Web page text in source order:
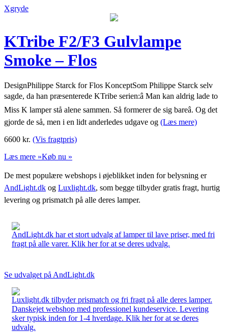
Xgryde
KTribe F2/F3 Gulvlampe
Smoke – Flos
DesignPhilippe Starck for Flos KonceptSom Philippe Starck selv
sagde, da han præsenterede KTribe serien:â Man kan aldrig lade to
Miss K lamper stå alene sammen. Så formerer de sig bareâ. Og det
gjorde de så, men i en lidt anderledes udgave og (Læs mere)
6600 kr. (Vis fragtpris)
Læs mere »Køb nu »
De mest populære webshops i øjeblikket inden for belysning er
AndLight.dk og Luxlight.dk, som begge tilbyder gratis fragt, hurtig
levering og prismatch på alle deres lamper.
AndLight.dk har et stort udvalg af lamper til lave priser, med fri
fragt på alle varer. Klik her for at se deres udvalg.
Se udvalget på AndLight.dk
Luxlight.dk tilbyder prismatch og fri fragt på alle deres lamper.
Danskejet webshop med professionel kundeservice. Levering
sker typisk inden for 1-4 hverdage. Klik her for at se deres
udvalg.